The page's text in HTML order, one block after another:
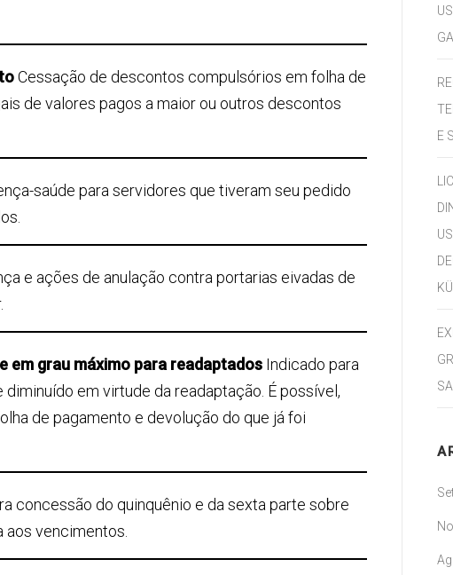
Cessação de descontos compulsórios em folha de
de valores pagos a maior ou outros descontos
saúde para servidores que tiveram seu pedido
e ações de anulação contra portarias eivadas de
em grau máximo para readaptados Indicado para
em virtude da readaptação. É possível,
de pagamento e devolução do que já foi
concessão do quinquênio e da sexta parte sobre
vencimentos.
E